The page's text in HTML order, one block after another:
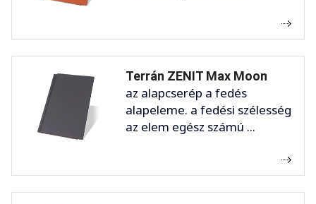
Terrán ZENIT Max Moon
az alapcserép a fedés
alapeleme. a fedési szélesség
az elem egész számú ...